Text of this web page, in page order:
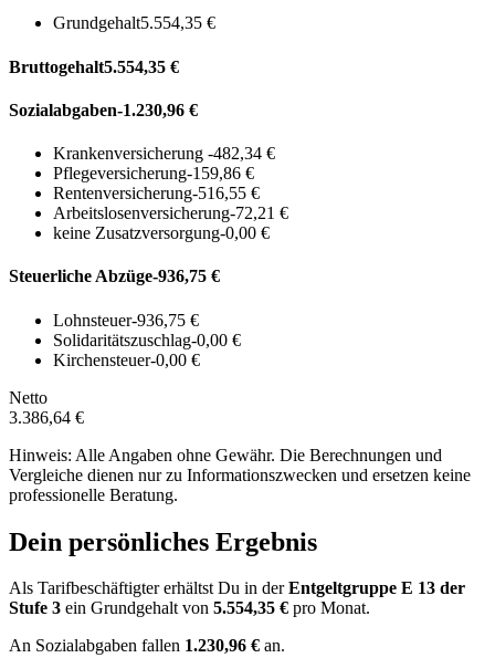
Grundgehalt5.554,35 €
Bruttogehalt5.554,35 €
Sozialabgaben-1.230,96 €
Krankenversicherung -482,34 €
Pflegeversicherung-159,86 €
Rentenversicherung-516,55 €
Arbeitslosenversicherung-72,21 €
keine Zusatzversorgung-0,00 €
Steuerliche Abzüge-936,75 €
Lohnsteuer-936,75 €
Solidaritätszuschlag-0,00 €
Kirchensteuer-0,00 €
Netto
3.386,64 €
Hinweis: Alle Angaben ohne Gewähr. Die Berechnungen und
Vergleiche dienen nur zu Informationszwecken und ersetzen keine
professionelle Beratung.
Dein persönliches Ergebnis
Als Tarifbeschäftigter erhältst Du in derEntgeltgruppe E 13 der
Stufe 3 ein Grundgehalt von 5.554,35 € pro Monat.
An Sozialabgaben fallen 1.230,96 € an.